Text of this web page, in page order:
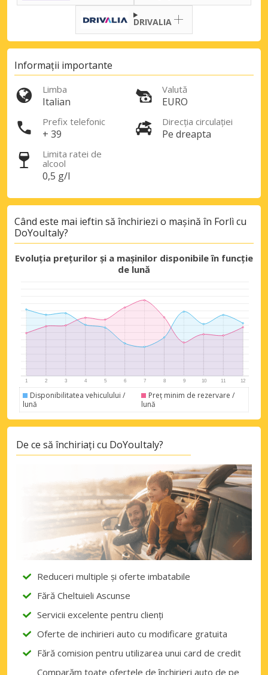
Economii de top
Accesați ofertele exclusive ale
furnizorilor noștri
Autentificare cu eLink
DRIVALIA
Informații importante
Limba
Italian
Valută
EURO
Prefix telefonic
+ 39
Direcția circulației
Pe dreapta
Limita ratei de
alcool
0,5 g/l
Când este mai ieftin să închiriezi o mașină în Forlì cu
DoYouItaly?
Evoluția prețurilor și a mașinilor disponibile în funcție
de lună
Disponibilitatea vehiculului /
lună
Preț minim de rezervare /
lună
De ce să închiriați cu DoYouItaly?
Reduceri multiple și oferte imbatabile
Fără Cheltuieli Ascunse
Servicii excelente pentru clienți
Oferte de inchirieri auto cu modificare gratuita
Fără comision pentru utilizarea unui card de credit
Comparăm toate ofertele de închirieri auto de pe